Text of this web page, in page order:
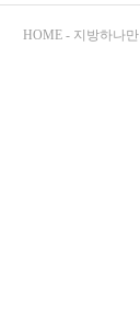
HOME - 지방하나